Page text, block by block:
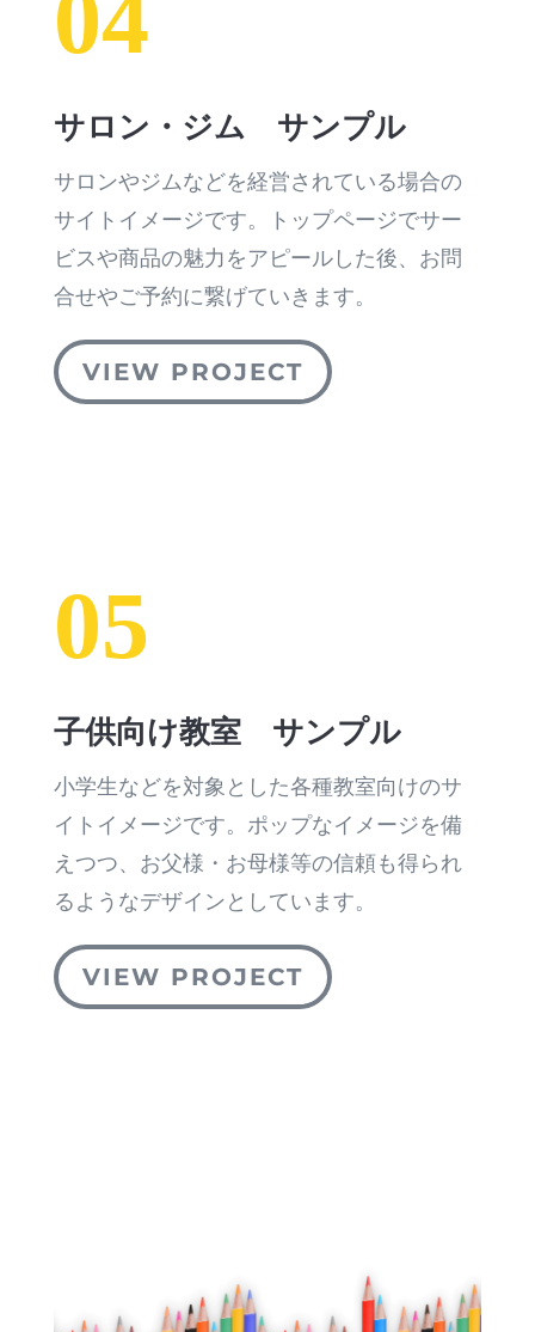
サロン・ジム サンプル
サロンやジムなどを経営されている場合の
サイトイメージです。トップページでサー
ビスや商品の魅力をアピールした後、お問
合せやご予約に繋げていきます。
VIEW PROJECT
05
子供向け教室 サンプル
小学生などを対象とした各種教室向けのサ
イトイメージです。ポップなイメージを備
えつつ、お父様・お母様等の信頼も得られ
るようなデザインとしています。
VIEW PROJECT